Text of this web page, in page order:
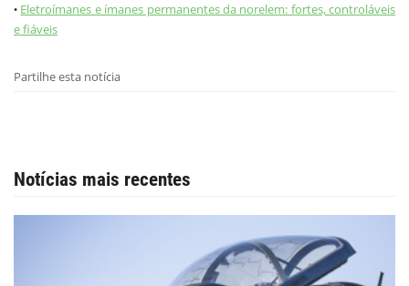
• Eletroímanes e ímanes permanentes da norelem: fortes, controláveis
e fiáveis
Partilhe esta notícia
Notícias mais recentes